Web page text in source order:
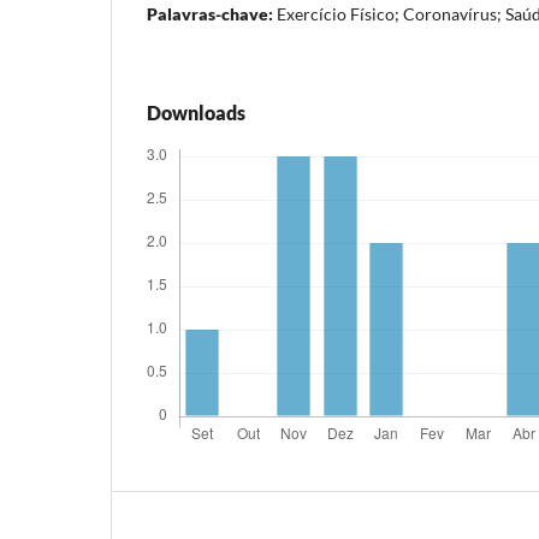
Palavras-chave: Exercício Físico; Coronavírus;
Downloads